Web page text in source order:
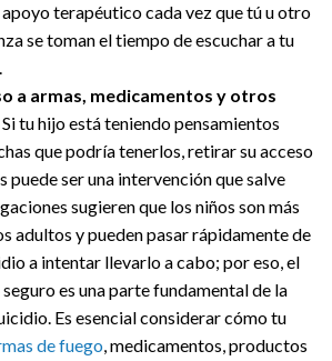
terapéutico cada vez que tú u otro
se toman el tiempo de escuchar a tu
a armas, medicamentos y otros
Si tu hijo está teniendo pensamientos
que podría tenerlos, retirar su acceso
puede ser una intervención que salve
sugieren que los niños son más
adultos y pueden pasar rápidamente de
a intentar llevarlo a cabo; por eso, el
es una parte fundamental de la
Es esencial considerar cómo tu
de fuego, medicamentos, productos